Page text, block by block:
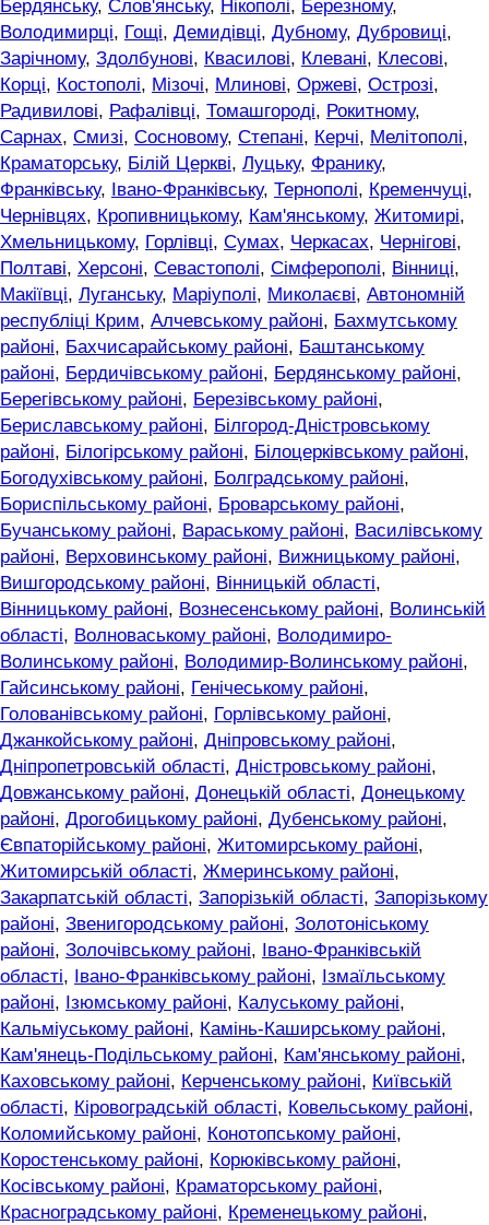
Бердянську, Слов'янську, Нікополі, Березному,
Володимирці, Гощі, Демидівці, Дубному, Дубровиці,
Зарічному, Здолбунові, Квасилові, Клевані, Клесові,
Корці, Костополі, Мізочі, Млинові, Оржеві, Острозі,
Радивилові, Рафалівці, Томашгороді, Рокитному,
Сарнах, Смизі, Сосновому, Степані, Керчі, Мелітополі,
Краматорську, Білій Церкві, Луцьку, Франику,
Франківську, Івано-Франківську, Тернополі, Кременчуці,
Чернівцях, Кропивницькому, Кам'янському, Житомирі,
Хмельницькому, Горлівці, Сумах, Черкасах, Чернігові,
Полтаві, Херсоні, Севастополі, Сімферополі, Вінниці,
Макіївці, Луганську, Маріуполі, Миколаєві, Автономній
республіці Крим, Алчевському районі, Бахмутському
районі, Бахчисарайському районі, Баштанському
районі, Бердичівському районі, Бердянському районі,
Берегівському районі, Березівському районі,
Бериславському районі, Білгород-Дністровському
районі, Білогірському районі, Білоцерківському районі,
Богодухівському районі, Болградському районі,
Бориспільському районі, Броварському районі,
Бучанському районі, Вараському районі, Василівському
районі, Верховинському районі, Вижницькому районі,
Вишгородському районі, Вінницькій області,
Вінницькому районі, Вознесенському районі, Волинській
області, Волноваському районі, Володимиро-
Волинському районі, Володимир-Волинському районі,
Гайсинському районі, Генічеському районі,
Голованівському районі, Горлівському районі,
Джанкойському районі, Дніпровському районі,
Дніпропетровській області, Дністровському районі,
Довжанському районі, Донецькій області, Донецькому
районі, Дрогобицькому районі, Дубенському районі,
Євпаторійському районі, Житомирському районі,
Житомирській області, Жмеринському районі,
Закарпатській області, Запорізькій області, Запорізькому
районі, Звенигородському районі, Золотоніському
районі, Золочівському районі,
Івано-Франківській
області, Івано-Франківському районі, Ізмаїльському
районі, Ізюмському районі, Калуському районі,
Кальміуському районі, Камінь-Каширському районі,
Кам'янець-Подільському районі, Кам'янському районі,
Каховському районі, Керченському районі, Київській
області, Кіровоградській області, Ковельському районі,
Коломийському районі, Конотопському районі,
Коростенському районі, Корюківському районі,
Косівському районі, Краматорському районі,
Красноградському районі, Кременецькому районі,